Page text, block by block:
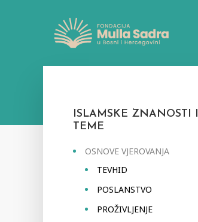
ISLAMSKE ZNANOSTI I
TEME
OSNOVE VJEROVANJA
TEVHID
POSLANSTVO
PROŽIVLJENJE